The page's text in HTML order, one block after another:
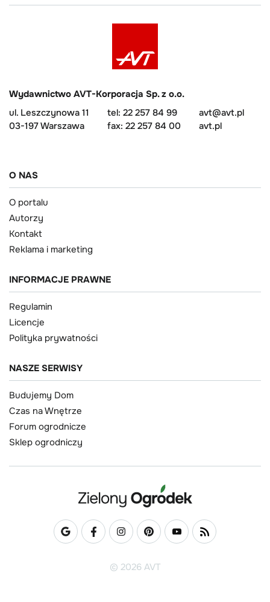
Wydawnictwo AVT-Korporacja Sp. z o.o.
ul. Leszczynowa 11
03-197 Warszawa
tel: 22 257 84 99
fax: 22 257 84 00
avt@avt.pl
avt.pl
O NAS
O portalu
Autorzy
Kontakt
Reklama i marketing
INFORMACJE PRAWNE
Regulamin
Licencje
Polityka prywatności
NASZE SERWISY
Budujemy Dom
Czas na Wnętrze
Forum ogrodnicze
Sklep ogrodniczy
© 2026 AVT